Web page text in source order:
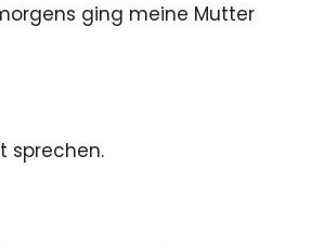
ging meine Mutter
sprechen.